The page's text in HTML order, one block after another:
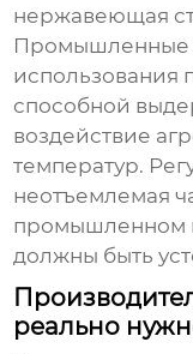
нержавеющая
Промышленные
способной
воздействие
температур.
неотъемлемая
промышленном
должны быть
реально